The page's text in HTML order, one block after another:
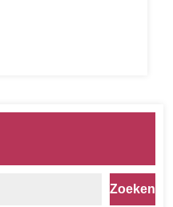
Zoeken